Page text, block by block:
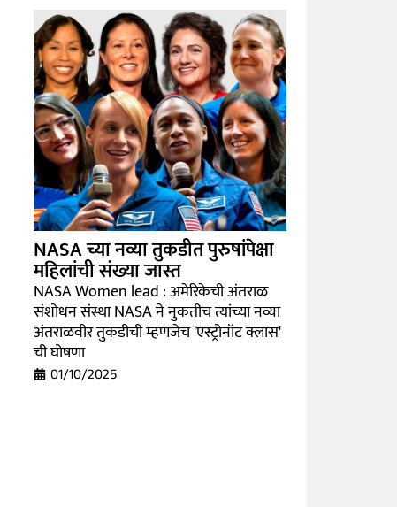
NASA च्या नव्या तुकडीत पुरुषांपेक्षा
महिलांची संख्या जास्त
NASA Women lead : अमेरिकेची अंतराळ
संशोधन संस्था NASA ने नुकतीच त्यांच्या नव्या
अंतराळवीर तुकडीची म्हणजेच 'एस्ट्रोनॉट क्लास'
ची घोषणा
01/10/2025